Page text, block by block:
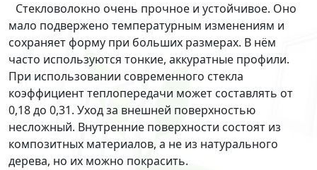
Стекловолокно очень прочное и устойчивое. Оно
мало подвержено температурным изменениям и
сохраняет форму при больших размерах. В нём
часто используются тонкие, аккуратные профили.
При использовании современного стекла
коэффициент теплопередачи может составлять от
0,18 до 0,31. Уход за внешней поверхностью
несложный. Внутренние поверхности состоят из
композитных материалов, а не из натурального
дерева, но их можно покрасить.